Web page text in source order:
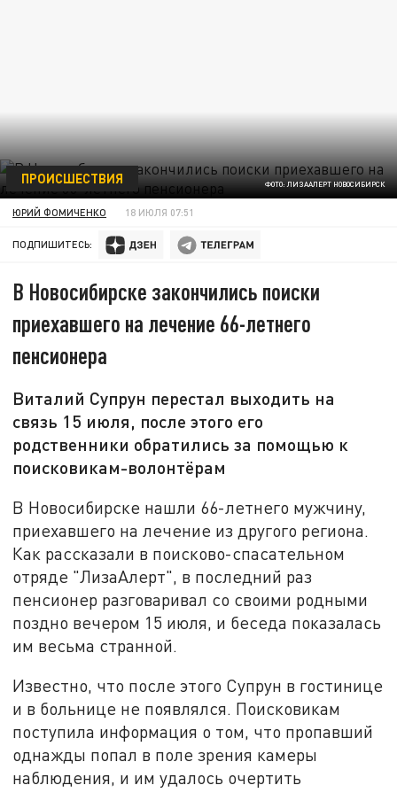
ФОТО: ЛИЗААЛЕРТ НОВОСИБИРСК
ПРОИСШЕСТВИЯ
ЮРИЙ ФОМИЧЕНКО 18 ИЮЛЯ 07:51
ПОДПИШИТЕСЬ:
В Новосибирске закончились поиски
приехавшего на лечение 66-летнего
пенсионера
Виталий Супрун перестал выходить на
связь 15 июля, после этого его
родственники обратились за помощью к
поисковикам-волонтёрам
В Новосибирске нашли 66-летнего мужчину,
приехавшего на лечение из другого региона.
Как рассказали в поисково-спасательном
отряде "ЛизаАлерт", в последний раз
пенсионер разговаривал со своими родными
поздно вечером 15 июля, и беседа показалась
им весьма странной.
Известно, что после этого Супрун в гостинице
и в больнице не появлялся. Поисковикам
поступила информация о том, что пропавший
однажды попал в поле зрения камеры
наблюдения, и им удалось очертить